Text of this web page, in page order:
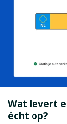
Wat levert
écht op?